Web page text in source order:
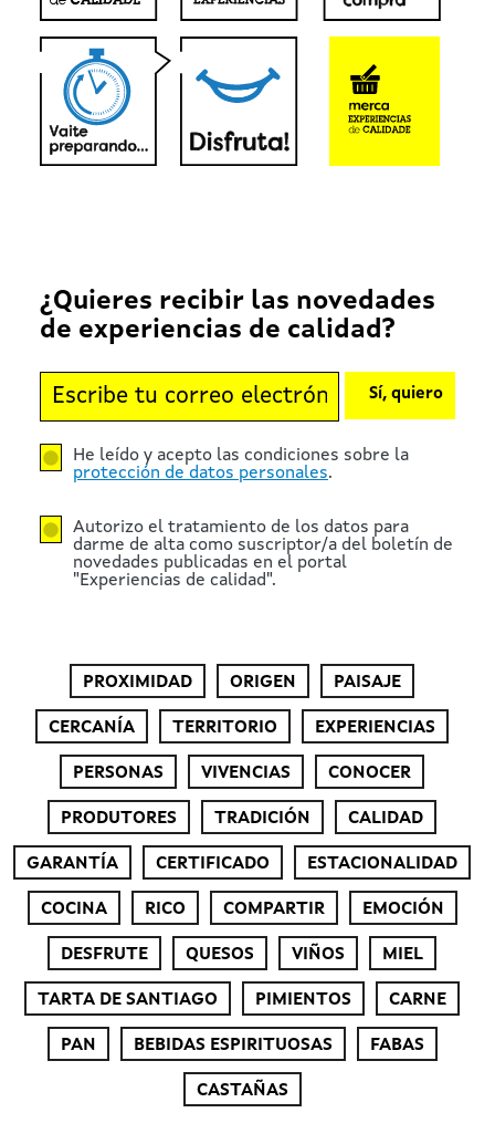
¿Quieres recibir las novedades
de experiencias de calidad?
He leído y acepto las condiciones sobre la
protección de datos personales.
Autorizo el tratamiento de los datos para
darme de alta como suscriptor/a del boletín de
novedades publicadas en el portal
"Experiencias de calidad".
Sí, quiero
PROXIMIDAD ORIGEN PAISAJE
CERCANÍA TERRITORIO EXPERIENCIAS
PERSONAS VIVENCIAS CONOCER
PRODUTORES TRADICIÓN CALIDAD
GARANTÍA CERTIFICADO ESTACIONALIDAD
COCINA RICO COMPARTIR EMOCIÓN
DESFRUTE QUESOS VIÑOS MIEL
TARTA DE SANTIAGO PIMIENTOS CARNE
PAN BEBIDAS ESPIRITUOSAS FABAS
CASTAÑAS